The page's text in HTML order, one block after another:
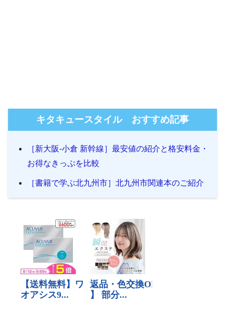
キタキュースタイル おすすめ記事
［新大阪-小倉 新幹線］最安値の紹介と格安料金・
お得なきっぷを比較
［書籍で学ぶ北九州市］北九州市関連本のご紹介